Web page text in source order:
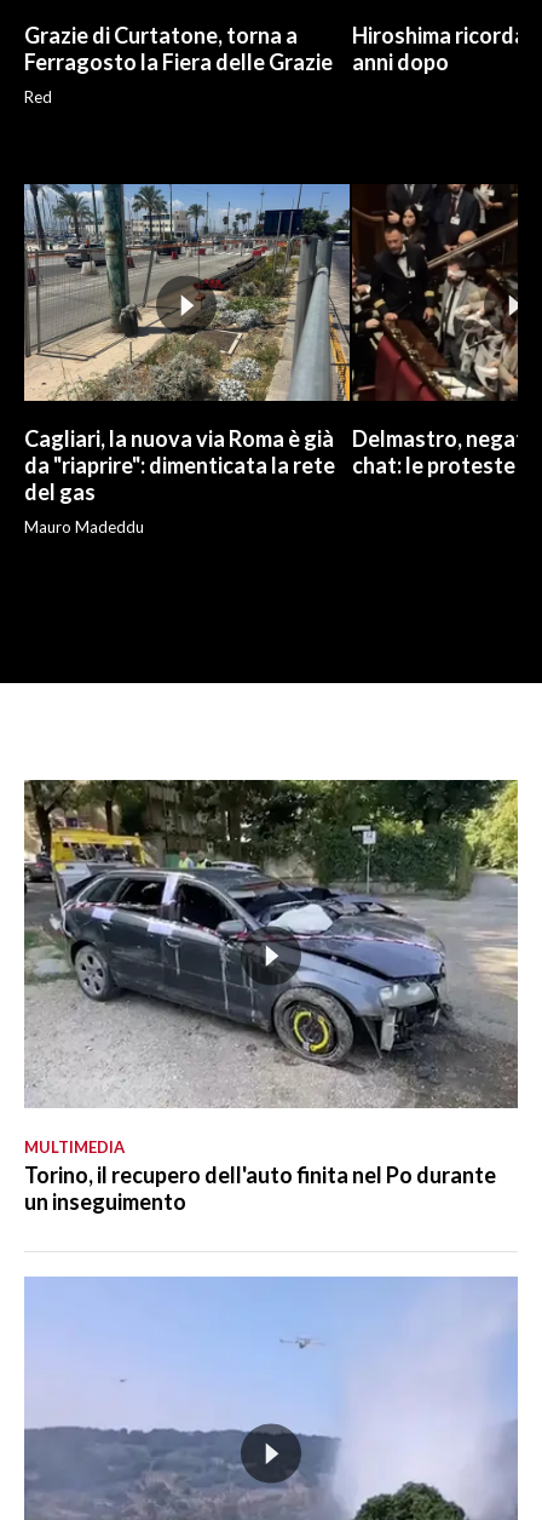
Grazie di Curtatone, torna a
Ferragosto la Fiera delle Grazie
Red
Hiroshima ricorda
anni dopo
Cagliari, la nuova via Roma è già
da "riaprire": dimenticata la rete
del gas
Mauro Madeddu
Delmastro,
chat: le proteste di
MULTIMEDIA
Torino, il recupero dell'auto finita nel Po durante
un inseguimento